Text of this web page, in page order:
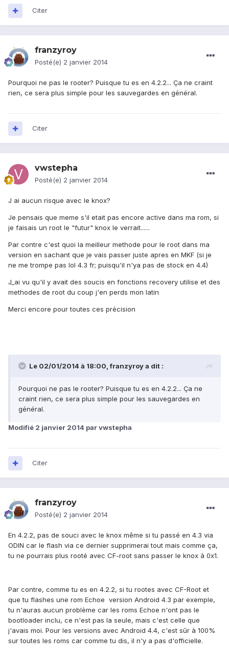
Citer
franzyroy
Posté(e) 2 janvier 2014
Pourquoi ne pas le rooter? Puisque tu es en 4.2.2... Ça ne craint
rien, ce sera plus simple pour les sauvegardes en général.
Citer
vwstepha
Posté(e) 2 janvier 2014
J ai aucun risque avec le knox?
Je pensais que meme s'il etait pas encore active dans ma rom, si
je faisais un root le "futur" knox le verrait......
Par contre c'est quoi la meilleur methode pour le root dans ma
version en sachant que je vais passer juste apres en MKF (si je
ne me trompe pas lol 4.3 fr; puisqu'il n'ya pas de stock en 4.4)
J_ai vu qu'il y avait des soucis en fonctions recovery utilise et des
methodes de root du coup j'en perds mon latin
Merci encore pour toutes ces précision
Le 02/01/2014 à 18:00, franzyroy a dit :
Pourquoi ne pas le rooter? Puisque tu es en 4.2.2... Ça ne
craint rien, ce sera plus simple pour les sauvegardes en
général.
Modifié 2 janvier 2014 par vwstepha
Citer
franzyroy
Posté(e) 2 janvier 2014
En 4.2.2, pas de souci avec le knox même si tu passé en 4.3 via
ODIN car le flash via ce dernier supprimerai tout mais comme ça,
tu ne pourrais plus rooté avec CF-root sans passer le knox à 0x1.
Par contre, comme tu es en 4.2.2, si tu rootes avec CF-Root et
que tu flashes une rom Echoe version Android 4.3 par exemple,
tu n'auras aucun problème car les roms Echoe n'ont pas le
bootloader inclu, ce n'est pas la seule, mais c'est celle que
j'avais moi. Pour les versions avec Android 4.4, c'est sûr à 100%
sur toutes les roms car comme tu dis, il n'y a pas d'officielle.